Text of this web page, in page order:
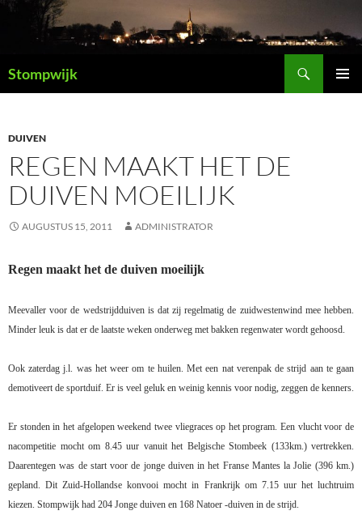
Ga
inhoud
Stompwijk
DUIVEN
REGEN MAAKT HET DE
DUIVEN MOEILIJK
AUGUSTUS 15, 2011 ADMINISTRATOR
Regen maakt het de duiven moeilijk
Meevaller voor de wedstrijdduiven is dat zij regelmatig de zuidwestenwind mee hebben.
Minder leuk is dat er de laatste weken onderweg met bakken regenwater wordt gehoosd.
Ook zaterdag j.l. was het weer om te huilen. Met een nat verenpak de strijd aan te gaan
demotiveert de sportduif. Er is veel geluk en weinig kennis voor nodig, zeggen de kenners.
Er stonden in het afgelopen weekend twee vliegraces op het program. Een vlucht voor de
nacompetitie mocht om 8.45 uur vanuit het Belgische Stombeek (133km.) vertrekken.
Daarentegen was de start voor de jonge duiven in het Franse Mantes la Jolie (396 km.)
gepland. Dit Zuid-Hollandse konvooi mocht in Frankrijk om 7.15 uur het luchtruim
kiezen. Stompwijk had 204 Jonge duiven en 168 Natoer -duiven in de strijd.